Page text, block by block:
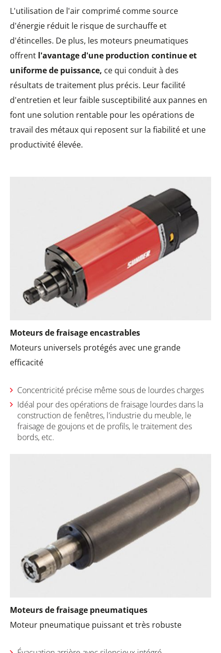
L'utilisation de l'air comprimé comme source
d'énergie réduit le risque de surchauffe et
d'étincelles. De plus, les moteurs pneumatiques
offrent l'avantage d'une production continue et
uniforme de puissance, ce qui conduit à des
résultats de traitement plus précis. Leur facilité
d'entretien et leur faible susceptibilité aux pannes en
font une solution rentable pour les opérations de
travail des métaux qui reposent sur la fiabilité et une
productivité élevée.
Moteurs de fraisage encastrables
Moteurs universels protégés avec une grande
efficacité
Concentricité précise même sous de lourdes charges
Idéal pour des opérations de fraisage lourdes dans la
construction de fenêtres, l'industrie du meuble, le
fraisage de goujons et de profils, le traitement des
bords, etc.
Moteurs de fraisage pneumatiques
Moteur pneumatique puissant et très robuste